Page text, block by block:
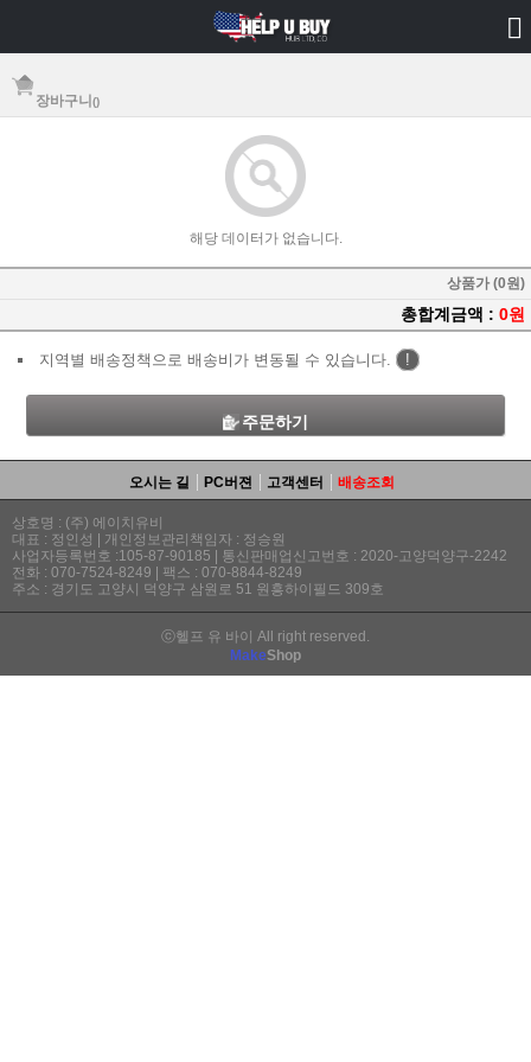
장바구니 ()
해당 데이터가 없습니다.
상품가 (0원)
총합계금액 : 0원
지역별 배송정책으로 배송비가 변동될 수 있습니다. !
주문하기
오시는 길 PC버젼 고객센터 배송조회
상호명 : (주) 에이치유비
대표 : 정인성 | 개인정보관리책임자 : 정승원
사업자등록번호 :105-87-90185 | 통신판매업신고번호 : 2020-고양덕양구-2242
전화 : 070-7524-8249 | 팩스 : 070-8844-8249
주소 : 경기도 고양시 덕양구 삼원로 51 원흥하이필드 309호
ⓒ헬프 유 바이 All right reserved.
MakeShop